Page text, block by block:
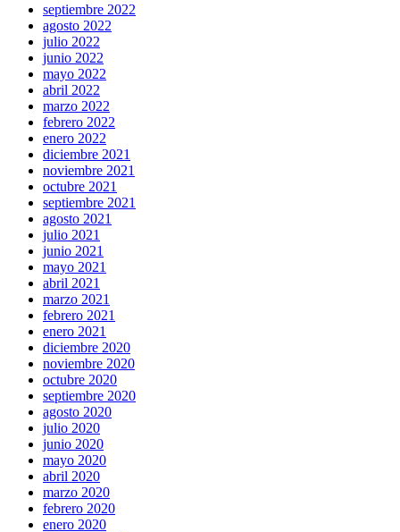
septiembre 2022
agosto 2022
julio 2022
junio 2022
mayo 2022
abril 2022
marzo 2022
febrero 2022
enero 2022
diciembre 2021
noviembre 2021
octubre 2021
septiembre 2021
agosto 2021
julio 2021
junio 2021
mayo 2021
abril 2021
marzo 2021
febrero 2021
enero 2021
diciembre 2020
noviembre 2020
octubre 2020
septiembre 2020
agosto 2020
julio 2020
junio 2020
mayo 2020
abril 2020
marzo 2020
febrero 2020
enero 2020